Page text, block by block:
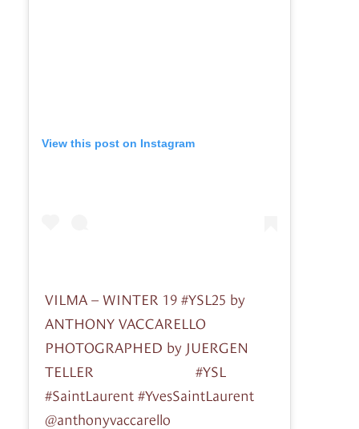
View this post on Instagram
VILMA – WINTER 19 #YSL25 by
ANTHONY VACCARELLO
PHOTOGRAPHED by JUERGEN
TELLER ⠀⠀⠀⠀⠀⠀⠀⠀⠀ #YSL
#SaintLaurent #YvesSaintLaurent
@anthonyvaccarello